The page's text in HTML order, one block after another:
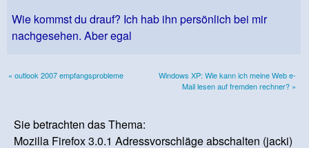
Wie kommst du drauf? Ich hab ihn persönlich bei mir
nachgesehen. Aber egal
« outlook 2007 empfangsprobleme
Windows XP: Wie kann ich meine Web e-
Mail lesen auf fremden rechner? »
Sie betrachten das Thema:
Mozilla Firefox 3.0.1 Adressvorschläge abschalten (jacki)